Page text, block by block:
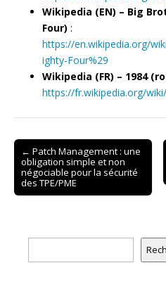
Wikipedia (EN) – Big
Four) :
https://en.wikipedia.org/
ighty-Four%29
Wikipedia (FR) – 1984
https://fr.wikipedia.org/
Post
navigation
← Patch Management : une
obligation simple et non
négociable pour la sécurité
des TPE/PME